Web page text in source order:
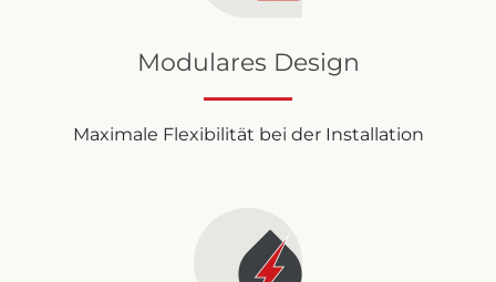
Modulares Design
Maximale Flexibilität bei der Installation